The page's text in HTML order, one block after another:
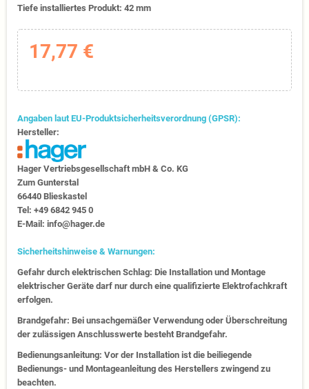
Tiefe installiertes Produkt: 42 mm
17,77 €
Angaben laut EU-Produktsicherheitsverordnung (GPSR):
Hersteller:
Hager Vertriebs­ge­sell­schaft mbH & Co. KG
Zum Gunter­stal
66440 Blies­kastel
Tel: +49 6842 945 0
E-Mail: info@hager.de
Sicherheitshinweise & Warnungen:
Gefahr durch elektrischen Schlag: Die Installation und Montage
elektrischer Geräte darf nur durch eine qualifizierte Elektrofachkraft
erfolgen.
Brandgefahr: Bei unsachgemäßer Verwendung oder Überschreitung
der zulässigen Anschlusswerte besteht Brandgefahr.
Bedienungsanleitung: Vor der Installation ist die beiliegende
Bedienungs- und Montageanleitung des Herstellers zwingend zu
beachten.